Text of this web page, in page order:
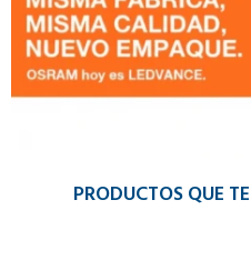
PRODUCTOS QUE